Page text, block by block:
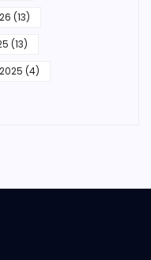
(13)
(13)
(4)